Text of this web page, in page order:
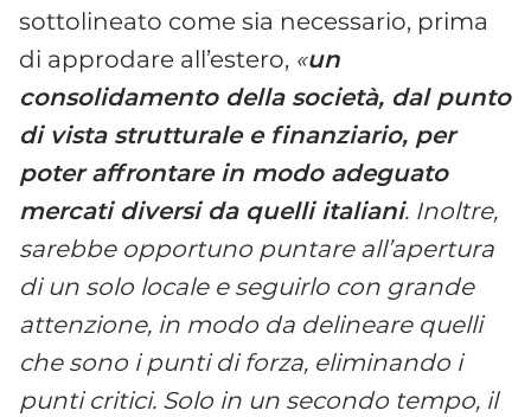
sottolineato come sia necessario, prima
di approdare all’estero, «un
consolidamento della società, dal punto
di vista strutturale e finanziario, per
poter affrontare in modo adeguato
mercati diversi da quelli italiani. Inoltre,
sarebbe opportuno puntare all’apertura
di un solo locale e seguirlo con grande
attenzione, in modo da delineare quelli
che sono i punti di forza, eliminando i
punti critici. Solo in un secondo tempo, il